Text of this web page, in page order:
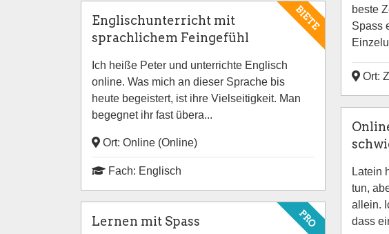
beste
Spass
Ort:
BIETE
Englischunterricht mit
sprachlichem Feingefühl
Ich heiße Peter und unterrichte Englisch
online. Was mich an dieser Sprache bis
heute begeistert, ist ihre Vielseitigkeit. Man
begegnet ihr fast übera...
Ort: Online (Online)
Fach: Englisch
Latein
tun,
allein.
dass
PRO
Lernen mit Spass